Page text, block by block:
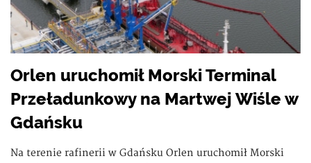
Orlen uruchomił Morski Terminal
Przeładunkowy na Martwej Wiśle w
Gdańsku
Na terenie rafinerii w Gdańsku Orlen uruchomił Morski